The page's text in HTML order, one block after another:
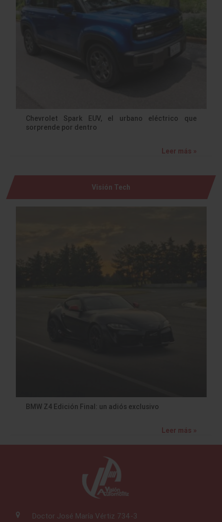
Chevrolet Spark EUV, el urbano eléctrico que
sorprende por dentro
Leer más »
Visión Tech
BMW Z4 Edición Final: un adiós exclusivo
Leer más »
Doctor José María Vértiz 734-3